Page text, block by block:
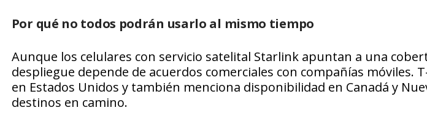
Por qué no todos podrán usarlo al mismo tiempo
Aunque los celulares con servicio satelital Starlink apuntan a una
despliegue depende de acuerdos comerciales con compañías móviles.
en Estados Unidos y también menciona disponibilidad en Canadá y
destinos en camino.